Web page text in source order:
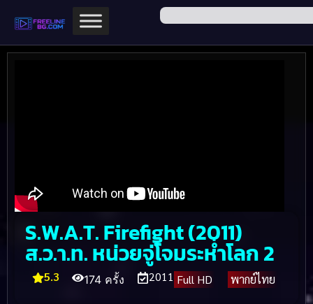
S.W.A.T. Firefight (2011)
ส.ว.า.ท. หน่วยจู่โจมระห่ำโลก 2
5.3 174 ครั้ง 2011 Full HD พากย์ไทย